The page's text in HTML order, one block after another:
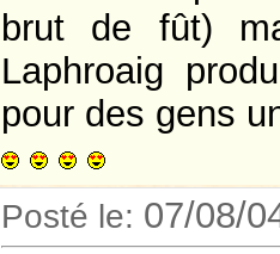
brut de fût)
Laphroaig
pour des gens
Posté le: 07/08/